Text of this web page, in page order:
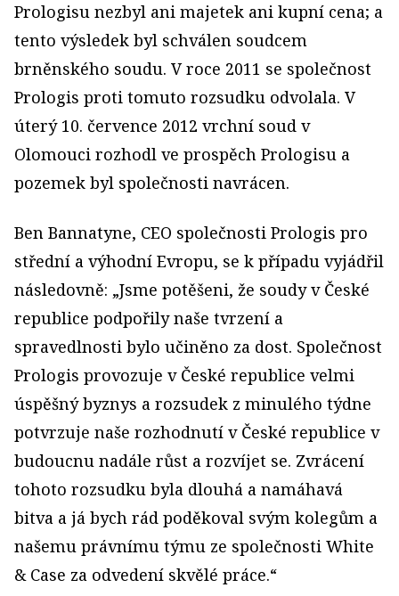
Prologisu nezbyl ani majetek ani kupní cena; a
tento výsledek byl schválen soudcem
brněnského soudu. V roce 2011 se společnost
Prologis proti tomuto rozsudku odvolala. V
úterý 10. července 2012 vrchní soud v
Olomouci rozhodl ve prospěch Prologisu a
pozemek byl společnosti navrácen.
Ben Bannatyne, CEO společnosti Prologis pro
střední a výhodní Evropu, se k případu vyjádřil
následovně: „Jsme potěšeni, že soudy v České
republice podpořily naše tvrzení a
spravedlnosti bylo učiněno za dost. Společnost
Prologis provozuje v České republice velmi
úspěšný byznys a rozsudek z minulého týdne
potvrzuje naše rozhodnutí v České republice v
budoucnu nadále růst a rozvíjet se. Zvrácení
tohoto rozsudku byla dlouhá a namáhavá
bitva a já bych rád poděkoval svým kolegům a
našemu právnímu týmu ze společnosti White
& Case za odvedení skvělé práce.“